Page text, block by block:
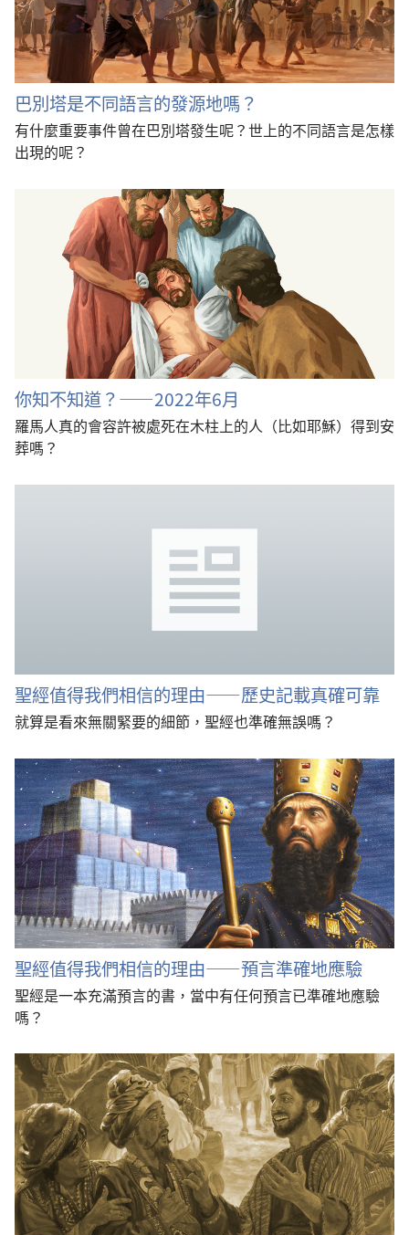
巴別塔是不同語言的發源地嗎？
有什麼重要事件曾在巴別塔發生呢？世上的不同語言是怎樣
出現的呢？
你知不知道？——2022年6月
羅馬人真的會容許被處死在木柱上的人（比如耶穌）得到安
葬嗎？
聖經值得我們相信的理由——歷史記載真確可靠
就算是看來無關緊要的細節，聖經也準確無誤嗎？
聖經值得我們相信的理由——預言準確地應驗
聖經是一本充滿預言的書，當中有任何預言已準確地應驗
嗎？